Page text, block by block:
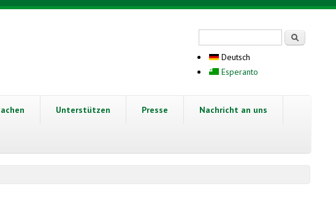
Deutsch
Esperanto
Unterstützen Presse Nachricht an uns